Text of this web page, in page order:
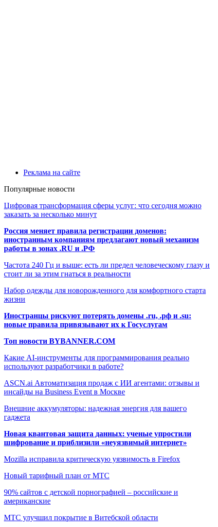
Реклама на сайте
Популярные новости
Цифровая трансформация сферы услуг: что сегодня можно
заказать за несколько минут
Россия меняет правила регистрации доменов:
иностранным компаниям предлагают новый механизм
работы в зонах .RU и .РФ
Частота 240 Гц и выше: есть ли предел человеческому глазу и
стоит ли за этим гнаться в реальности
Набор одежды для новорожденного для комфортного старта
жизни
Иностранцы рискуют потерять домены .ru, .рф и .su:
новые правила привязывают их к Госуслугам
Топ новости BYBANNER.COM
Какие AI-инструменты для программирования реально
используют разработчики в работе?
ASCN.ai Автоматизация продаж с ИИ агентами: отзывы и
инсайды на Business Event в Москве
Внешние аккумуляторы: надежная энергия для вашего
гаджета
Новая квантовая защита данных: ученые упростили
шифрование и приблизили «неуязвимый интернет»
Mozilla исправила критическую уязвимость в Firefox
Новый тарифный план от МТС
90% сайтов с детской порнографией – российские и
американские
МТС улучшил покрытие в Витебской области